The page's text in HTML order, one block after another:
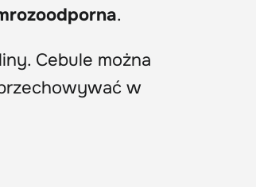
.
Cebule można
w